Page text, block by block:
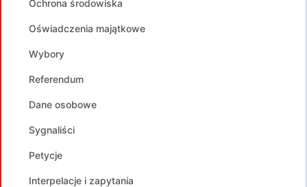
Ochrona środowiska
Oświadczenia majątkowe
Wybory
Referendum
Dane osobowe
Sygnaliści
Petycje
Interpelacje i zapytania